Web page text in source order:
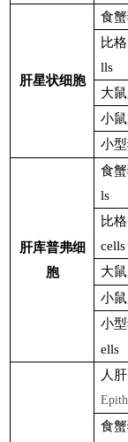
肝星状细胞
食
比
lls
大
小
小
肝库普弗细
胞
食
ls
比
cells
大
小
小
ells
人
食